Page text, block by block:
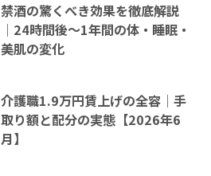
禁酒の驚くべき効果を徹底解説
｜24時間後〜1年間の体・睡眠・
美肌の変化
介護職1.9万円賃上げの全容｜手
取り額と配分の実態【2026年6
月】